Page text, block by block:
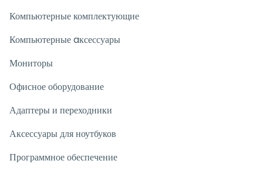
Компьютерные комплектующие
Компьютерные aксессуары
Мониторы
Офисное оборудование
Адаптеры и переходники
Аксессуары для ноутбуков
Программное обеспечение